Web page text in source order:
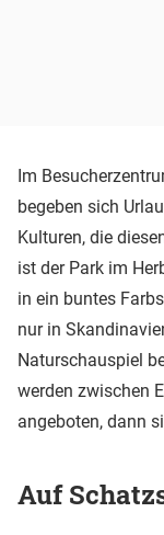
Im
begeben sich
Kulturen, die
ist der Park im
in ein buntes
nur in
Naturschauspiel
werden zwischen
angeboten, dann
Auf